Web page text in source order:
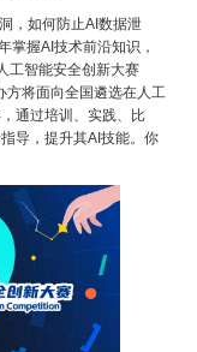
，如何防止AI数据泄
掌握AI技术前沿知识，
工智能安全创新大赛
方将面向全国遴选在人工
通过培训、实践、比
导，提升其AI技能。你